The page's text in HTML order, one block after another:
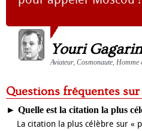
Youri
Aviateur, Cosmonaute,
Questions fréquentes
► Quelle est la citation la plus
La citation la plus célèbre sur «